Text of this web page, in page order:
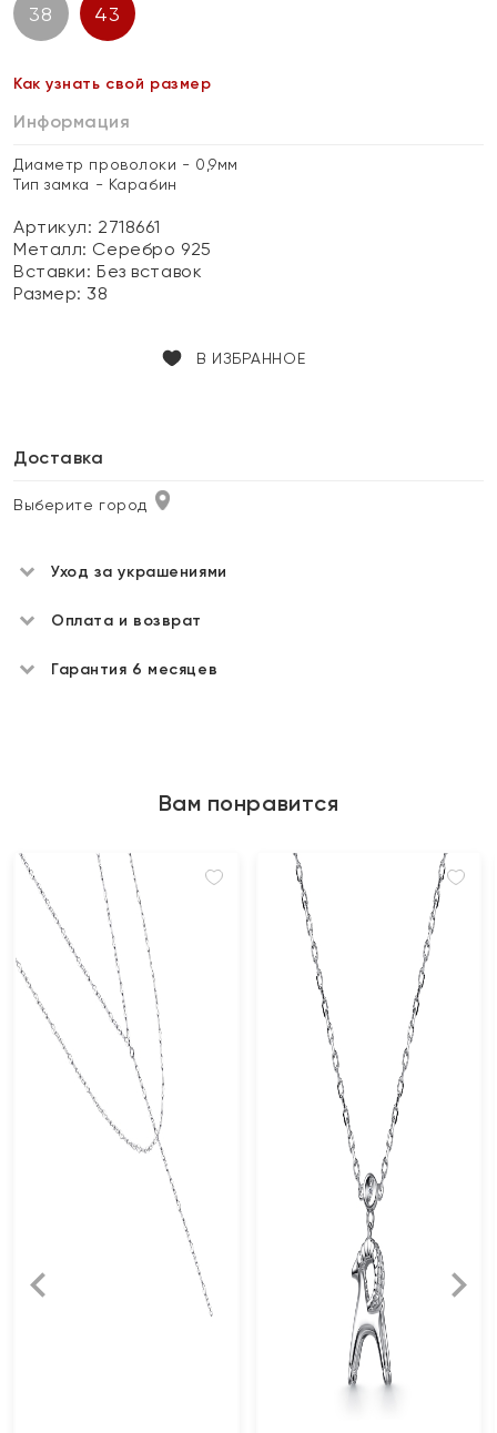
38 43
Как узнать свой размер
Информация
Диаметр проволоки - 0,9мм
Тип замка - Карабин
Артикул: 2718661
Металл: Серебро 925
Вставки:Без вставок
Размер: 38
В ИЗБРАННОЕ
Доставка
Выберите город
Уход за украшениями
Оплата и возврат
Гарантия 6 месяцев
Вам понравится